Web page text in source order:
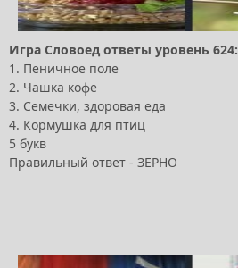
Игра Словоед ответы уровень 624:
1. Пеничное поле
2. Чашка кофе
3. Семечки, здоровая еда
4. Кормушка для птиц
5 букв
Правильный ответ - ЗЕРНО